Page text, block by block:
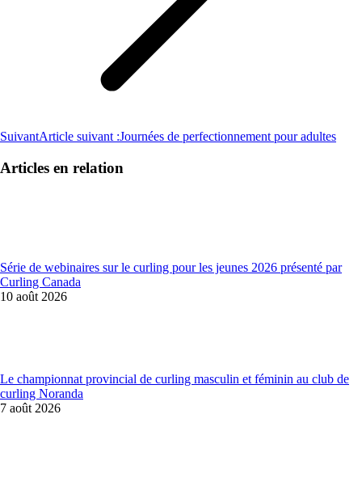
SuivantArticle suivant :Journées de perfectionnement pour adultes
Articles en relation
Série de webinaires sur le curling pour les jeunes 2026 présenté par
Curling Canada
10 août 2026
Le championnat provincial de curling masculin et féminin au club de
curling Noranda
7 août 2026